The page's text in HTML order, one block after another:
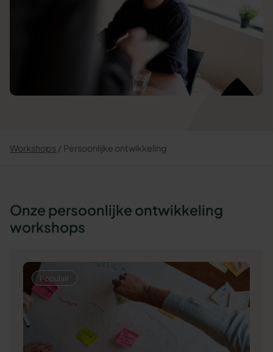
Workshops Persoonlijke ontwikkeling
Onze persoonlijke ontwikkeling
workshops